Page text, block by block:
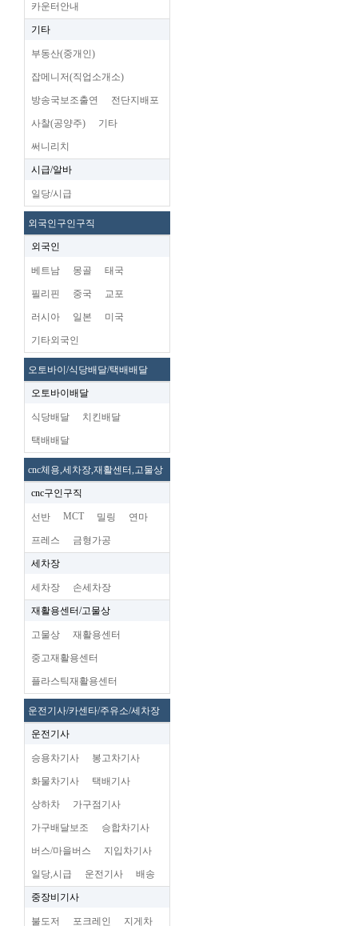
카운터안내
기타
부동산(중개인)
잡메니저(직업소개소)
방송국보조출연 전단지배포
사찰(공양주) 기타
써니리치
시급/알바
일당/시급
외국인구인구직
외국인
베트남 몽골 태국
필리핀 중국 교포
러시아 일본 미국
기타외국인
오토바이/식당배달/택배배달
오토바이배달
식당배달 치킨배달
택배배달
cnc체용,세차장,재활센터,고물상
cnc구인구직
선반 MCT 밀링 연마
프레스 금형가공
세차장
세차장 손세차장
재활용센터/고물상
고물상 재활용센터
중고재활용센터
플라스틱재활용센터
운전기사/카센타/주유소/세차장
운전기사
승용차기사 봉고차기사
화물차기사 택배기사
상하차 가구점기사
가구배달보조 승합차기사
버스/마을버스 지입차기사
일당,시급 운전기사 배송
중장비기사
불도저 포크레인 지게차